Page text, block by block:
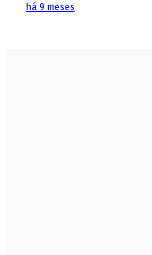
há 9 meses